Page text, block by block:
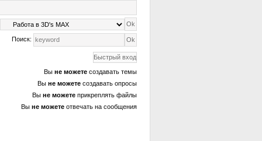
Поиск:
Вы не можете создавать темы
Вы не можете создавать опросы
Вы не можете прикреплять файлы
Вы не можете отвечать на сообщения